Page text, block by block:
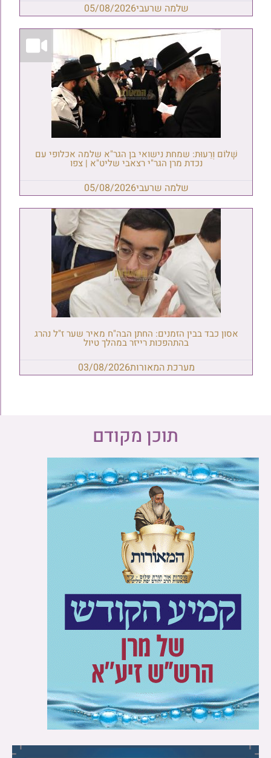
שלמה שרעבי05/08/2026
שָׁלוֹם וְרֵעוּת: שמחת נישואי בן הגר"א שלמה אכלופי עם
נכדת מרן הגר"י רצאבי שליט"א | צפו
שלמה שרעבי05/08/2026
אסון כבד בבין הזמנים: החתן הבה"ח מאיר שער ז"ל נהרג
בהתהפכות רייזר במהלך טיול
מערכת המאורות03/08/2026
תוכן מקודם